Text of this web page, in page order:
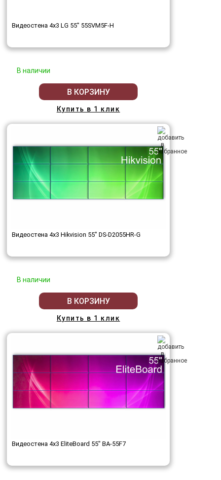
Видеостена 4x3 LG 55" 55SVM5F-H
В наличии
В КОРЗИНУ
Купить в 1 клик
Видеостена 4x3 Hikvision 55" DS-D2055HR-G
В наличии
В КОРЗИНУ
Купить в 1 клик
Видеостена 4x3 EliteBoard 55" BA-55F7